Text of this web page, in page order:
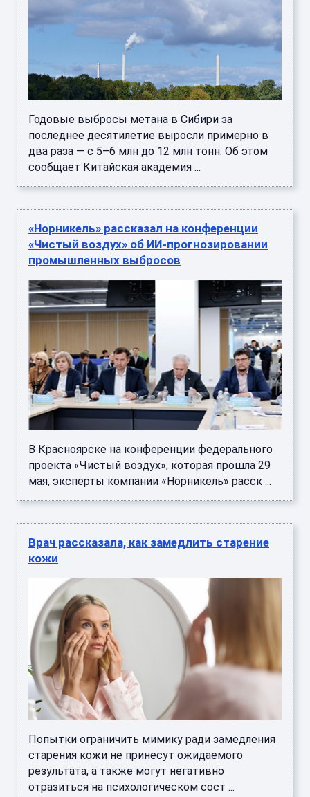
Годовые выбросы метана в Сибири за
последнее десятилетие выросли примерно в
два раза — с 5–6 млн до 12 млн тонн. Об этом
сообщает Китайская академия ...
«Норникель» рассказал на конференции
«Чистый воздух» об ИИ-прогнозировании
промышленных выбросов
В Красноярске на конференции федерального
проекта «Чистый воздух», которая прошла 29
мая, эксперты компании «Норникель» расск ...
Врач рассказала, как замедлить старение
кожи
Попытки ограничить мимику ради замедления
старения кожи не принесут ожидаемого
результата, а также могут негативно
отразиться на психологическом сост ...